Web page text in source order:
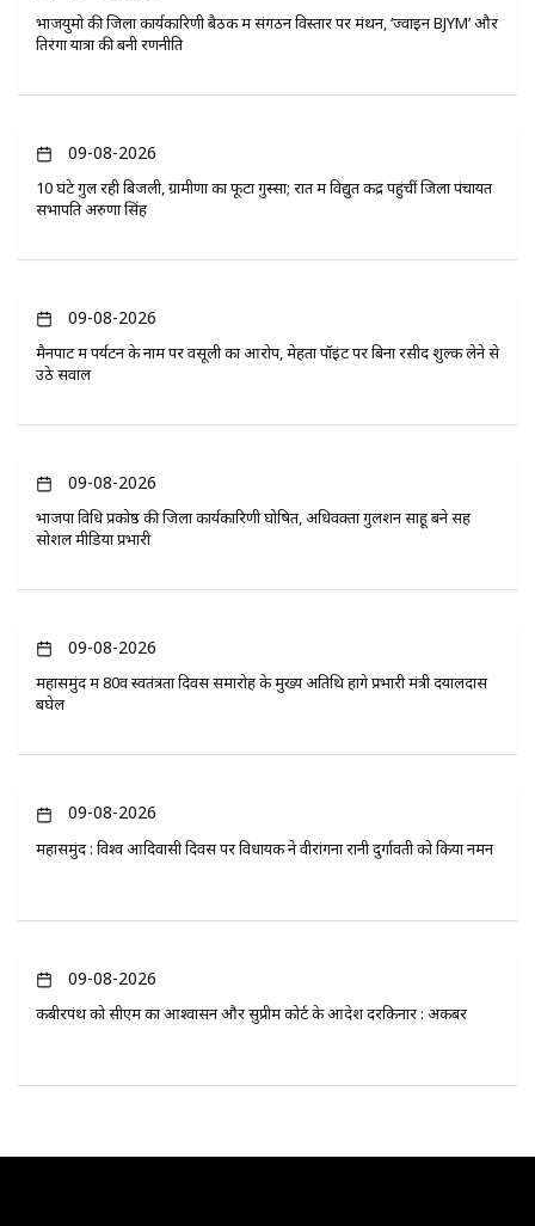
भाजयुमो की जिला कार्यकारिणी बैठक में संगठन विस्तार पर मंथन, ‘ज्वाइन BJYM’ और
तिरंगा यात्रा की बनी रणनीति
09-08-2026
10 घंटे गुल रही बिजली, ग्रामीणों का फूटा गुस्सा; रात में विद्युत केंद्र पहुंचीं जिला पंचायत
सभापति अरुणा सिंह
09-08-2026
मैनपाट में पर्यटन के नाम पर वसूली का आरोप, मेहता पॉइंट पर बिना रसीद शुल्क लेने से
उठे सवाल
09-08-2026
भाजपा विधि प्रकोष्ठ की जिला कार्यकारिणी घोषित, अधिवक्ता गुलशन साहू बने सह
सोशल मीडिया प्रभारी
09-08-2026
महासमुंद में 80वें स्वतंत्रता दिवस समारोह के मुख्य अतिथि होंगे प्रभारी मंत्री दयालदास
बघेल
09-08-2026
महासमुंद : विश्व आदिवासी दिवस पर विधायक ने वीरांगना रानी दुर्गावती को किया नमन
09-08-2026
कबीरपंथ को सीएम का आश्वासन और सुप्रीम कोर्ट के आदेश दरकिनार : अकबर